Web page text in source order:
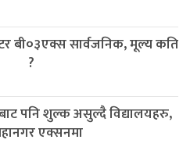
बी०३एक्स सार्वजनिक, मूल्य कति
?
पनि शुल्क असुल्दै विद्यालयहरु,
एक्सनमा